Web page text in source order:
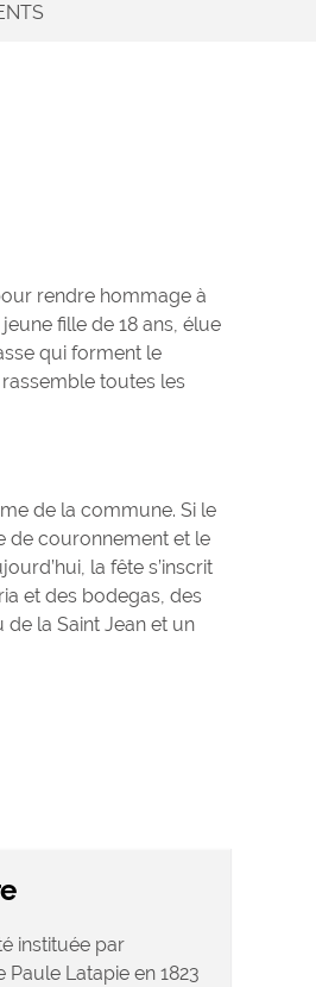
rendre hommage à
fille de 18 ans, élue
qui forment le
toutes les
de la commune. Si le
de couronnement et le
la fête s’inscrit
et des bodegas, des
la Saint Jean et un
instituée par
Latapie en 1823